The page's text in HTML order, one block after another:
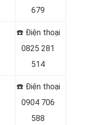
679
☎️ Điện thoại
0825 281
514
☎️ Điện thoại
0904 706
588